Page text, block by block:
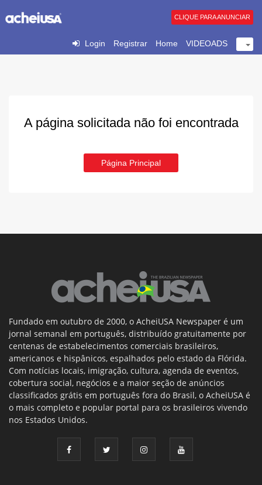
Login Registrar Home VIDEOADS
CLIQUE PARA ANUNCIAR
A página solicitada não foi encontrada
Página Principal
Fundado em outubro de 2000, o AcheiUSA Newspaper é um
jornal semanal em português, distribuído gratuitamente por
centenas de estabelecimentos comerciais brasileiros,
americanos e hispânicos, espalhados pelo estado da Flórida.
Com notícias locais, imigração, cultura, agenda de eventos,
cobertura social, negócios e a maior seção de anúncios
classificados grátis em português fora do Brasil, o AcheiUSA é
o mais completo e popular portal para os brasileiros vivendo
nos Estados Unidos.